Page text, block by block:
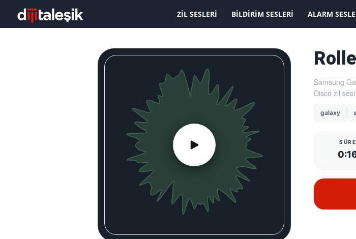
KAYDOLMAK
ZIL SESLERI BILDIRIM SESLERI ALARM
Samsung
Disco zil sesi.
galaxy
SÜRE